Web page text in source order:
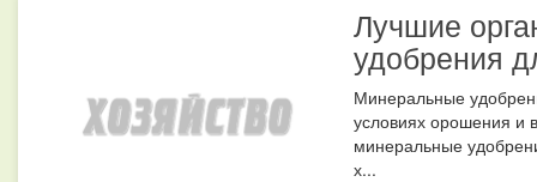
Лучшие
удобрения
Минеральные
условиях орошения и
минеральные
х...